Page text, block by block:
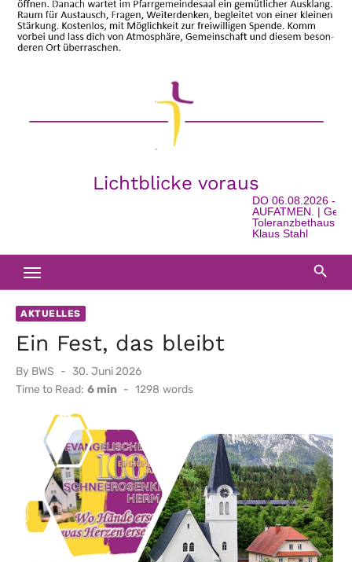
Lichtblicke voraus
DO 06.08.2026 - 16:00
AUFATMEN. |
Toleranzbethaus in
Klaus Stahl
AKTUELLES
Ein Fest, das bleibt
By BWS
Posted
on
30. Juni 2026
Time to Read: 6 min - 1298 words